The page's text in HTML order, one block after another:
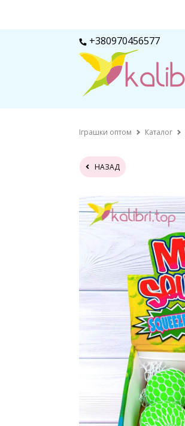
+380970456577
Іграшки оптом Каталог
НАЗАД